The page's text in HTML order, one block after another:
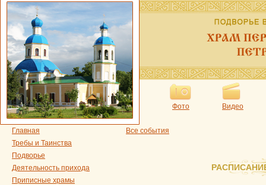
Фото Видео
Главная
Требы и Таинства
Подворье
Деятельность прихода
Приписные храмы
Все события